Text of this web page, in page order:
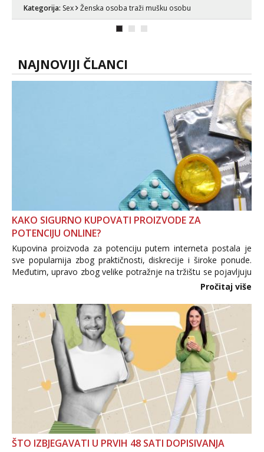
Pusenje i gutanje sperme Erotsko rublje
imam uvijek Lizati me mozes i ljubiti po
Kategorija: Sex Ženska osoba traži mušku osobu
NAJNOVIJI ČLANCI
KAKO SIGURNO KUPOVATI PROIZVODE ZA
POTENCIJU ONLINE?
Kupovina proizvoda za potenciju putem interneta postala je
sve popularnija zbog praktičnosti, diskrecije i široke ponude.
Međutim, upravo zbog velike potražnje na tržištu se pojavljuju
i brojni krivotvoreni proizvodi, nepouzdane internetske
Pročitaj više
ŠTO IZBJEGAVATI U PRVIH 48 SATI DOPISIVANJA